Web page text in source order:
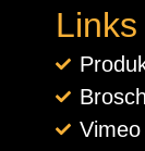
Links
Vimeo